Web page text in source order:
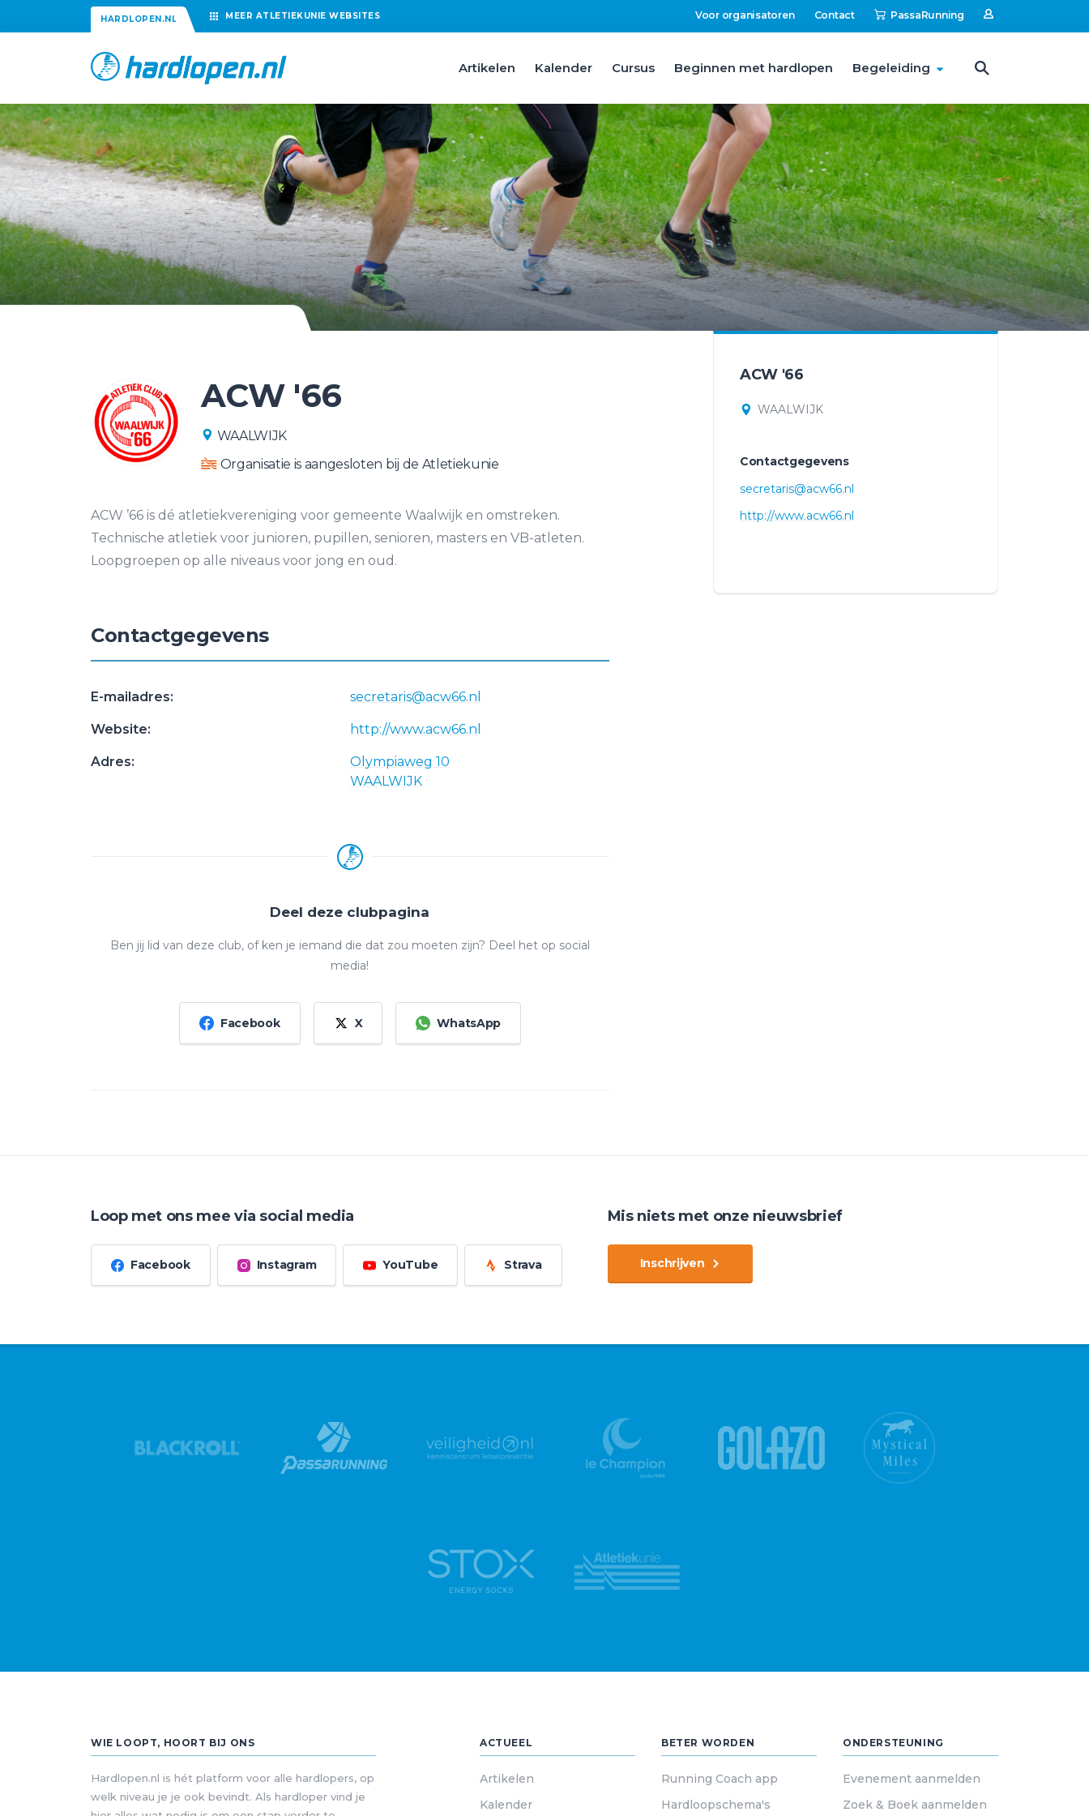
HARDLOPEN.NL MEER ATLETIEKUNIE WEBSITES Voor organisatoren Contact PassaRunning
Artikelen Kalender Cursus Beginnen met hardlopen Begeleiding
ACW '66
WAALWIJK
Organisatie is aangesloten bij de Atletiekunie
ACW ’66 is dé atletiekvereniging voor gemeente Waalwijk en omstreken.
Technische atletiek voor junioren, pupillen, senioren, masters en VB-atleten.
Loopgroepen op alle niveaus voor jong en oud.
Contactgegevens
E-mailadres: secretaris@acw66.nl
Website: http://www.acw66.nl
Adres:
Olympiaweg 10
WAALWIJK
Deel deze clubpagina
Ben jij lid van deze club, of ken je iemand die dat zou moeten zijn? Deel het op social
media!
Facebook X WhatsApp
ACW '66
WAALWIJK
Contactgegevens
secretaris@acw66.nl
http://www.acw66.nl
Loop met ons mee via social media
Facebook Instagram YouTube Strava
Mis niets met onze nieuwsbrief
Inschrijven
WIE LOOPT, HOORT BIJ ONS
Hardlopen.nl is hét platform voor alle hardlopers, op
welk niveau je je ook bevindt. Als hardloper vind je
ACTUEEL
Artikelen
Kalender
BETER WORDEN
Running Coach app
Hardloopschema's
ONDERSTEUNING
Evenement aanmelden
Zoek & Boek aanmelden